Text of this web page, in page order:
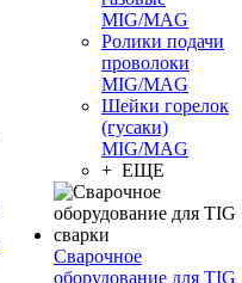
MIG/MAG
Ролики подачи
проволоки
MIG/MAG
Шейки горелок
(гусаки)
MIG/MAG
+ ЕЩЕ
Сварочное
оборудование для TIG